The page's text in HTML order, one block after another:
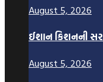
August 5, 2026
ઈશાન કિશનની
August 5, 2026